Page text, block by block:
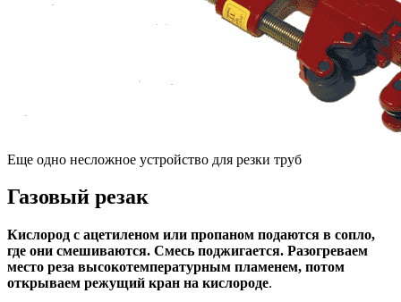
Еще одно несложное устройство для резки труб
Газовый резак
Кислород с ацетиленом или пропаном подаются в сопло,
где они смешиваются. Смесь поджигается. Разогреваем
место реза высокотемпературным пламенем, потом
открываем режущий кран на кислороде.